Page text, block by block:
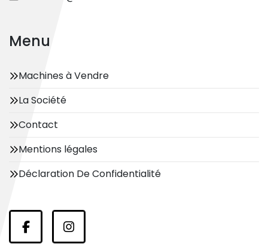
Menu
Machines à Vendre
La Société
Contact
Mentions légales
Déclaration De Confidentialité
facebookinstagram